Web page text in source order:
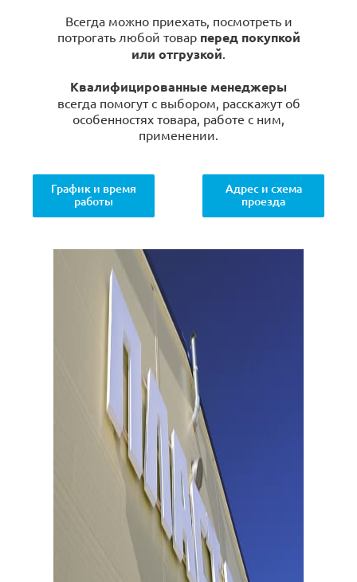
Всегда можно приехать, посмотреть и
потрогать любой товар перед покупкой
или отгрузкой.
Квалифицированные менеджеры
всегда помогут с выбором, расскажут об
особенностях товара, работе с ним,
применении.
График и время
работы
Адрес и схема
проезда